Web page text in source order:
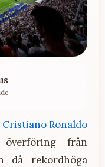
Cristiano Ronaldo
från
då rekordhöga